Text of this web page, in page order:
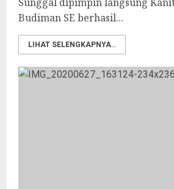
Budiman SE berhasil...
LIHAT SELENGKAPNYA..